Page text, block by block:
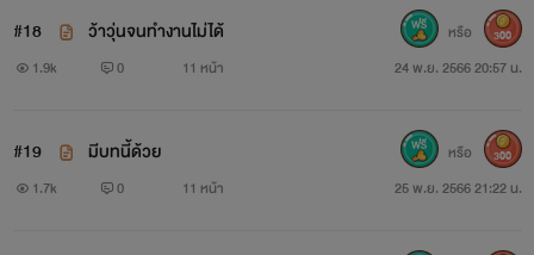
#18 ว้าวุ่นจนทำงานไม่ได้
1.9k 0 11 หน้า 24 พ.ย. 2566 20:57 น.
หรือ 300
#19 มีบทนี้ด้วย
1.7k 0 11 หน้า 25 พ.ย. 2566 21:22 น.
หรือ 300